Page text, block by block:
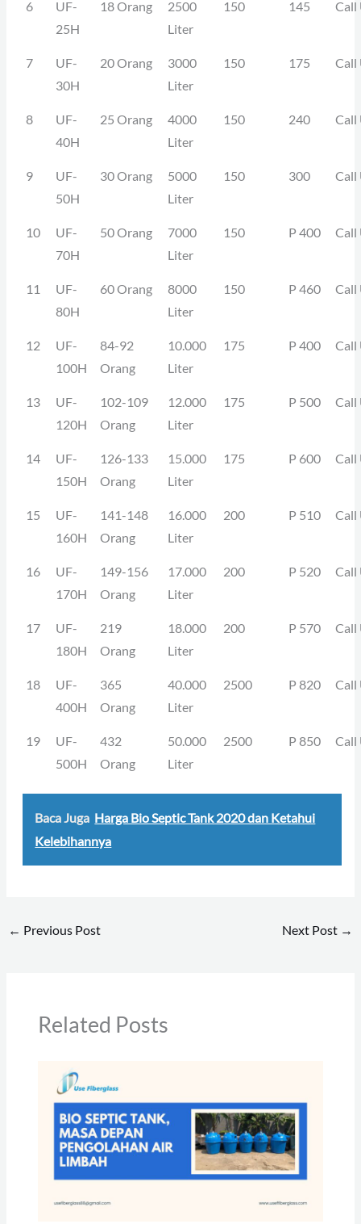
6
UF-
25H
18 Orang
2500
Liter
150 145 Call
7
UF-
30H
20 Orang
3000
Liter
150 175 Call
8
UF-
40H
25 Orang
4000
Liter
150 240 Call
9
UF-
50H
30 Orang
5000
Liter
150 300 Call
10
UF-
70H
50 Orang
7000
Liter
150 P 400 Call
11
UF-
80H
60 Orang
8000
Liter
150 P 460 Call
12
UF-
100H
84-92
Orang
10.000
Liter
175 P 400 Call
13
UF-
120H
102-109
Orang
12.000
Liter
175 P 500 Call
14
UF-
150H
126-133
Orang
15.000
Liter
175 P 600 Call
15
UF-
160H
141-148
Orang
16.000
Liter
200 P 510 Call
16
UF-
170H
149-156
Orang
17.000
Liter
200 P 520 Call
17
UF-
180H
219
Orang
18.000
Liter
200 P 570 Call
18
UF-
400H
365
Orang
40.000
Liter
2500 P 820 Call
19
UF-
500H
432
Orang
50.000
Liter
2500 P 850 Call
Baca Juga Harga Bio Septic Tank 2020 dan Ketahui
Kelebihannya
← Previous Post Next Post →
Related Posts